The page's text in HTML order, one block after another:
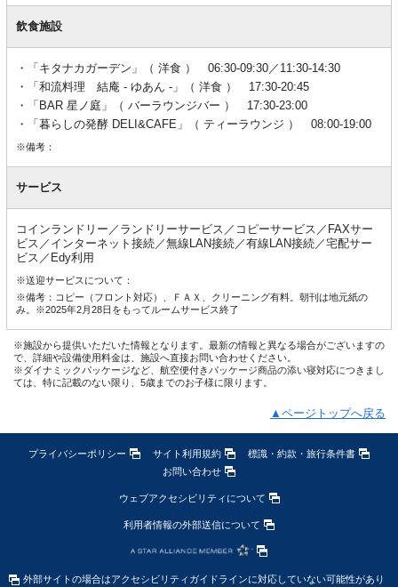
飲食施設
「キタナカガーデン」（ 洋食 ） 06:30-09:30／11:30-14:30
「和流料理 結庵 - ゆあん -」（ 洋食 ） 17:30-20:45
「BAR 星ノ庭」（ バーラウンジバー ） 17:30-23:00
「暮らしの発酵 DELI&CAFE」（ ティーラウンジ ） 08:00-19:00
※備考：
サービス
コインランドリー／ランドリーサービス／コピーサービス／FAXサー
ビス／インターネット接続／無線LAN接続／有線LAN接続／宅配サー
ビス／Edy利用
※送迎サービスについて：
※備考：コピー（フロント対応）、ＦＡＸ、クリーニング有料。朝刊は地元紙の
み。※2025年2月28日をもってルームサービス終了
※施設から提供いただいた情報となります。最新の情報と異なる場合がございますの
で、詳細や設備使用料金は、施設へ直接お問い合わせください。
※ダイナミックパッケージなど、航空便付きパッケージ商品の添い寝対応につきまし
ては、特に記載のない限り、5歳までのお子様に限ります。
▲ページトップへ戻る
プライバシーポリシー サイト利用規約
標識・約款・旅行条件書
お問い合わせ
ウェブアクセシビリティについて
利用者情報の外部送信について
外部サイトの場合はアクセシビリティガイドラインに対応していない可能性があり